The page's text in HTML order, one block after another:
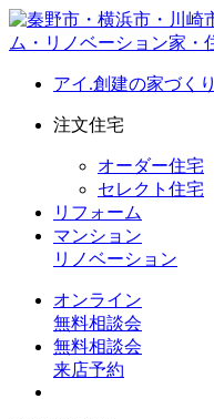
アイ.創建の家づくり
注文住宅
オーダー住宅
セレクト住宅
リフォーム
マンション
リノベーション
オンライン
無料相談会
無料相談会
来店予約